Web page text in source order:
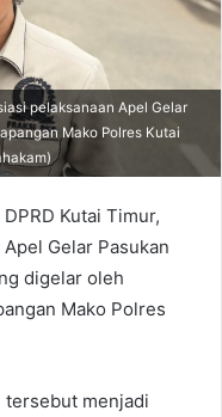
pelaksanaan Apel Gelar
Mako Polres Kutai
Kutai Timur,
Gelar Pasukan
digelar oleh
Mako Polres
tersebut menjadi